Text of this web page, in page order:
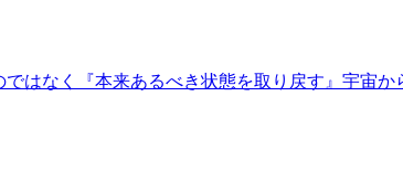
ではなく『本来あるべき状態を取り戻す』宇宙